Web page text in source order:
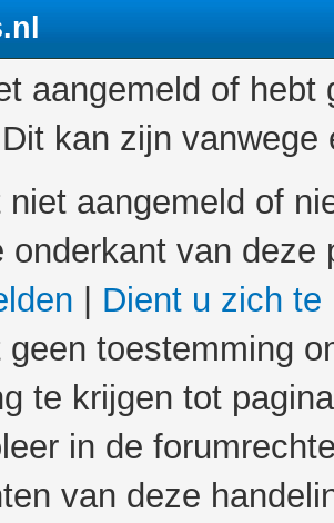
aangemeld of
kan zijn
niet aangemeld of
onderkant van
Dient u zich te
geen toestemming
te krijgen tot
in de
van deze